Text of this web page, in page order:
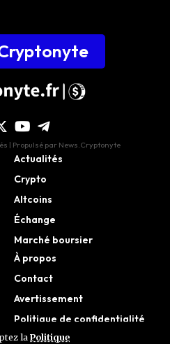
la Politique
| Propulsé par News.Cryptonyte
Actualités
Crypto
Altcoins
Échange
Marché boursier
À propos
Contact
Avertissement
Politique de confidentialité
Conditions d’utilisation